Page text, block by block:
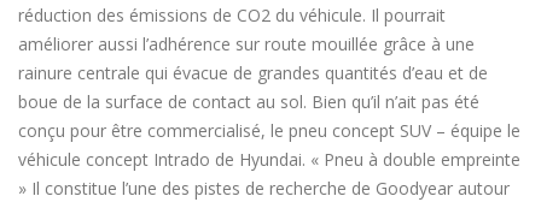
réduction des émissions de CO2 du véhicule. Il pourrait
améliorer aussi l’adhérence sur route mouillée grâce à une
rainure centrale qui évacue de grandes quantités d’eau et de
boue de la surface de contact au sol. Bien qu’il n’ait pas été
conçu pour être commercialisé, le pneu concept SUV – équipe le
véhicule concept Intrado de Hyundai. « Pneu à double empreinte
» Il constitue l’une des pistes de recherche de Goodyear autour